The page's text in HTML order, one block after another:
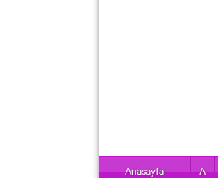
Anasayfa A